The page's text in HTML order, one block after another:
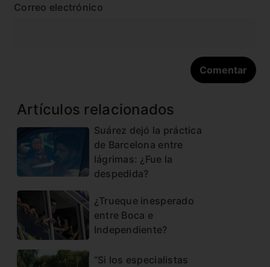
Correo electrónico
Artículos relacionados
Suárez dejó la práctica
de Barcelona entre
lágrimas: ¿Fue la
despedida?
¿Trueque inesperado
entre Boca e
Independiente?
“Si los especialistas